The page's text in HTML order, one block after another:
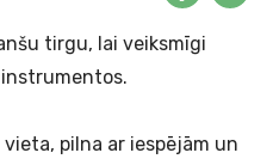
tirgu, lai veiksmīgi
pilna ar iespējām un